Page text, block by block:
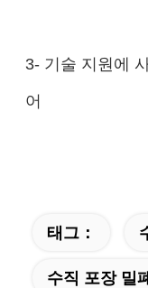
3- 기술 지원에
어
태그：
수직 포장 밀